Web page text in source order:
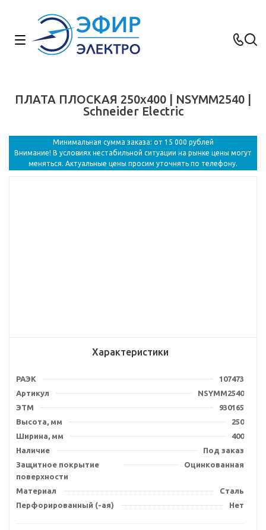
ПЛАТА ПЛОСКАЯ 250x400 | NSYMM2540 |
Schneider Electric
Минимальная сумма заказа: от 15 000 рублей
Внимание! В условиях нестабильной ситуации на рынке цены могут
меняться. Актуальные цены просим уточнять по телефону.
Характеристики
РАЭК
107473
Артикул
NSYMM2540
ЭТМ
930165
Высота, мм
250
Ширина, мм
400
Наличие
Под заказ
Защитное покрытие
поверхности
Оцинкованная
Материал
Сталь
Перфорированный (-ая)
Нет